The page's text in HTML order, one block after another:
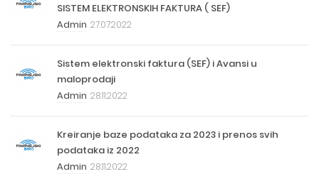
SISTEM ELEKTRONSKIH FAKTURA ( SEF)
Admin 27.07.2022
Sistem elektronski faktura (SEF) i Avansi u
maloprodaji
Admin 28.11.2022
Kreiranje baze podataka za 2023 i prenos svih
podataka iz 2022
Admin 28.11.2022